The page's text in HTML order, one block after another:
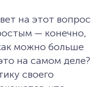
на этот вопрос
— конечно,
можно больше
на самом деле?
своего